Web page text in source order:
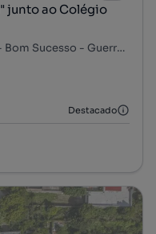
junto ao Colégio
Rua Coelho Lousada, Agramonte - Bom Sucesso - Guerra Junqueiro, Lordelo do Ouro e Massarelos, Porto, Porto
Destacado